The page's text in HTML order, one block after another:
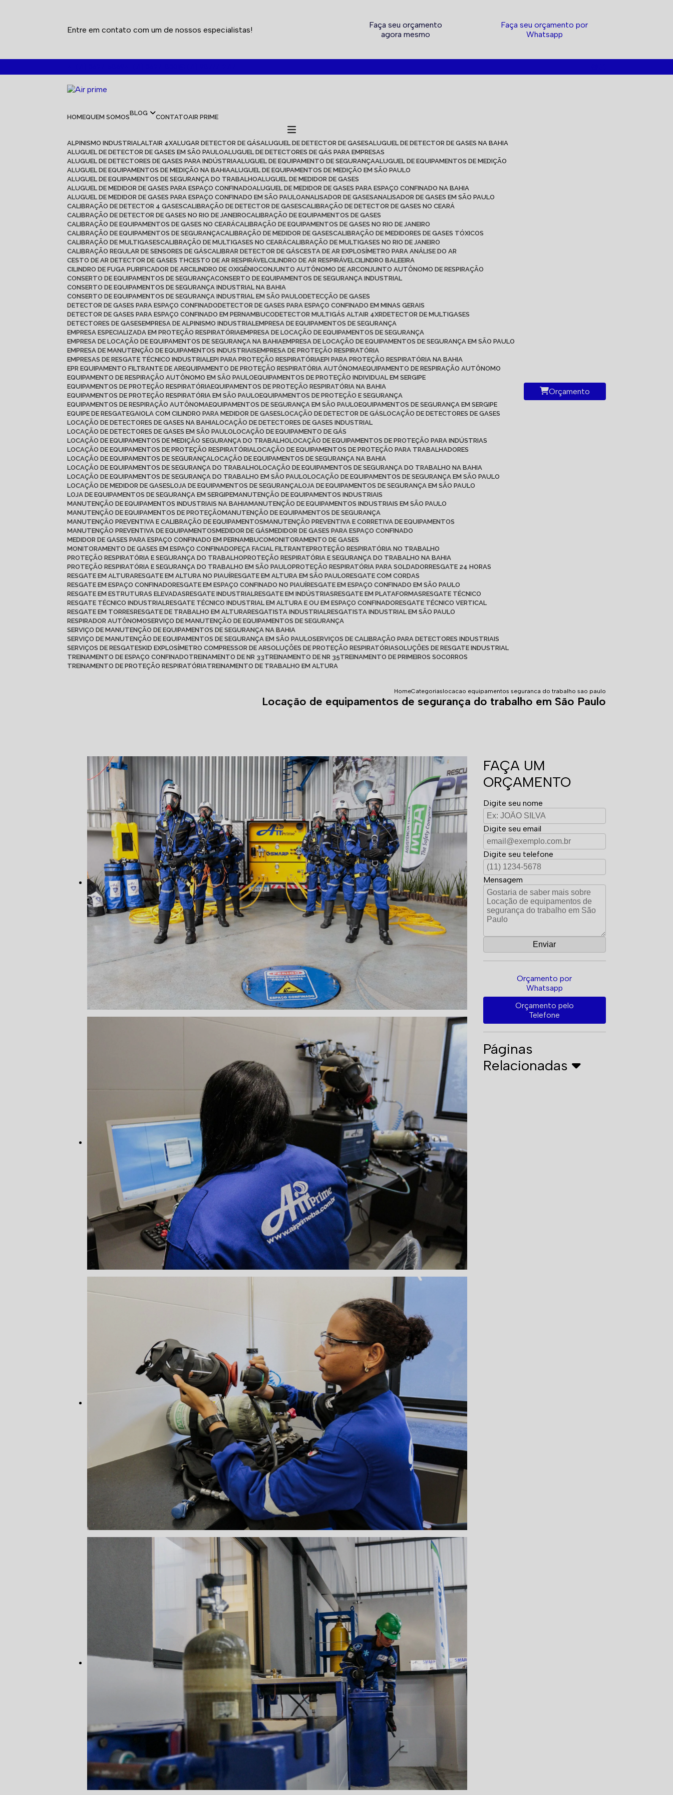
Entre em contato com um de nossos especialistas!
Faça seu orçamento
agora mesmo
Faça seu orçamento por
Whatsapp
HOME QUEM SOMOS BLOG CONTATO AIR PRIME
ALPINISMO INDUSTRIAL ALTAIR 4X ALUGAR DETECTOR DE GÁS ALUGUEL DE DETECTOR DE GASES ALUGUEL DE DETECTOR DE GASES NA BAHIA
ALUGUEL DE DETECTOR DE GASES EM SÃO PAULO ALUGUEL DE DETECTORES DE GÁS PARA EMPRESAS
ALUGUEL DE DETECTORES DE GASES PARA INDÚSTRIA ALUGUEL DE EQUIPAMENTO DE SEGURANÇA ALUGUEL DE EQUIPAMENTOS DE MEDIÇÃO
ALUGUEL DE EQUIPAMENTOS DE MEDIÇÃO NA BAHIA ALUGUEL DE EQUIPAMENTOS DE MEDIÇÃO EM SÃO PAULO
ALUGUEL DE EQUIPAMENTOS DE SEGURANÇA DO TRABALHO ALUGUEL DE MEDIDOR DE GASES
ALUGUEL DE MEDIDOR DE GASES PARA ESPAÇO CONFINADO ALUGUEL DE MEDIDOR DE GASES PARA ESPAÇO CONFINADO NA BAHIA
ALUGUEL DE MEDIDOR DE GASES PARA ESPAÇO CONFINADO EM SÃO PAULO ANALISADOR DE GASES ANALISADOR DE GASES EM SÃO PAULO
CALIBRAÇÃO DE DETECTOR 4 GASES CALIBRAÇÃO DE DETECTOR DE GASES CALIBRAÇÃO DE DETECTOR DE GASES NO CEARÁ
CALIBRAÇÃO DE DETECTOR DE GASES NO RIO DE JANEIRO CALIBRAÇÃO DE EQUIPAMENTOS DE GASES
CALIBRAÇÃO DE EQUIPAMENTOS DE GASES NO CEARÁ CALIBRAÇÃO DE EQUIPAMENTOS DE GASES NO RIO DE JANEIRO
CALIBRAÇÃO DE EQUIPAMENTOS DE SEGURANÇA CALIBRAÇÃO DE MEDIDOR DE GASES CALIBRAÇÃO DE MEDIDORES DE GASES TÓXICOS
CALIBRAÇÃO DE MULTIGASES CALIBRAÇÃO DE MULTIGASES NO CEARÁ CALIBRAÇÃO DE MULTIGASES NO RIO DE JANEIRO
CALIBRAÇÃO REGULAR DE SENSORES DE GÁS CALIBRAR DETECTOR DE GÁS CESTA DE AR EXPLOSÍMETRO PARA ANÁLISE DO AR
CESTO DE AR DETECTOR DE GASES TH CESTO DE AR RESPIRÁVEL CILINDRO DE AR RESPIRÁVEL CILINDRO BALEEIRA
CILINDRO DE FUGA PURIFICADOR DE AR CILINDRO DE OXIGÊNIO CONJUNTO AUTÔNOMO DE AR CONJUNTO AUTÔNOMO DE RESPIRAÇÃO
CONSERTO DE EQUIPAMENTOS DE SEGURANÇA CONSERTO DE EQUIPAMENTOS DE SEGURANÇA INDUSTRIAL
CONSERTO DE EQUIPAMENTOS DE SEGURANÇA INDUSTRIAL NA BAHIA
CONSERTO DE EQUIPAMENTOS DE SEGURANÇA INDUSTRIAL EM SÃO PAULO DETECÇÃO DE GASES
DETECTOR DE GASES PARA ESPAÇO CONFINADO DETECTOR DE GASES PARA ESPAÇO CONFINADO EM MINAS GERAIS
DETECTOR DE GASES PARA ESPAÇO CONFINADO EM PERNAMBUCO DETECTOR MULTIGÁS ALTAIR 4XR DETECTOR DE MULTIGASES
DETECTORES DE GASES EMPRESA DE ALPINISMO INDUSTRIAL EMPRESA DE EQUIPAMENTOS DE SEGURANÇA
EMPRESA ESPECIALIZADA EM PROTEÇÃO RESPIRATÓRIA EMPRESA DE LOCAÇÃO DE EQUIPAMENTOS DE SEGURANÇA
EMPRESA DE LOCAÇÃO DE EQUIPAMENTOS DE SEGURANÇA NA BAHIA EMPRESA DE LOCAÇÃO DE EQUIPAMENTOS DE SEGURANÇA EM SÃO PAULO
EMPRESA DE MANUTENÇÃO DE EQUIPAMENTOS INDUSTRIAIS EMPRESA DE PROTEÇÃO RESPIRATÓRIA
EMPRESAS DE RESGATE TÉCNICO INDUSTRIAL EPI PARA PROTEÇÃO RESPIRATÓRIA EPI PARA PROTEÇÃO RESPIRATÓRIA NA BAHIA
EPR EQUIPAMENTO FILTRANTE DE AR EQUIPAMENTO DE PROTEÇÃO RESPIRATÓRIA AUTÔNOMA EQUIPAMENTO DE RESPIRAÇÃO AUTÔNOMO
EQUIPAMENTO DE RESPIRAÇÃO AUTÔNOMO EM SÃO PAULO EQUIPAMENTOS DE PROTEÇÃO INDIVIDUAL EM SERGIPE
EQUIPAMENTOS DE PROTEÇÃO RESPIRATÓRIA EQUIPAMENTOS DE PROTEÇÃO RESPIRATÓRIA NA BAHIA
EQUIPAMENTOS DE PROTEÇÃO RESPIRATÓRIA EM SÃO PAULO EQUIPAMENTOS DE PROTEÇÃO E SEGURANÇA
EQUIPAMENTOS DE RESPIRAÇÃO AUTÔNOMA EQUIPAMENTOS DE SEGURANÇA EM SÃO PAULO EQUIPAMENTOS DE SEGURANÇA EM SERGIPE
EQUIPE DE RESGATE
GAIOLA COM CILINDRO PARA MEDIDOR DE GASES LOCAÇÃO DE DETECTOR DE GÁS LOCAÇÃO DE DETECTORES DE GASES
LOCAÇÃO DE DETECTORES DE GASES NA BAHIA LOCAÇÃO DE DETECTORES DE GASES INDUSTRIAL
LOCAÇÃO DE DETECTORES DE GASES EM SÃO PAULO LOCAÇÃO DE EQUIPAMENTO DE GÁS
LOCAÇÃO DE EQUIPAMENTOS DE MEDIÇÃO SEGURANÇA DO TRABALHO LOCAÇÃO DE EQUIPAMENTOS DE PROTEÇÃO PARA INDÚSTRIAS
LOCAÇÃO DE EQUIPAMENTOS DE PROTEÇÃO RESPIRATÓRIA LOCAÇÃO DE EQUIPAMENTOS DE PROTEÇÃO PARA TRABALHADORES
LOCAÇÃO DE EQUIPAMENTOS DE SEGURANÇA LOCAÇÃO DE EQUIPAMENTOS DE SEGURANÇA NA BAHIA
LOCAÇÃO DE EQUIPAMENTOS DE SEGURANÇA DO TRABALHO LOCAÇÃO DE EQUIPAMENTOS DE SEGURANÇA DO TRABALHO NA BAHIA
LOCAÇÃO DE EQUIPAMENTOS DE SEGURANÇA DO TRABALHO EM SÃO PAULO LOCAÇÃO DE EQUIPAMENTOS DE SEGURANÇA EM SÃO PAULO
LOCAÇÃO DE MEDIDOR DE GASES LOJA DE EQUIPAMENTOS DE SEGURANÇA LOJA DE EQUIPAMENTOS DE SEGURANÇA EM SÃO PAULO
LOJA DE EQUIPAMENTOS DE SEGURANÇA EM SERGIPE
MANUTENÇÃO DE EQUIPAMENTOS INDUSTRIAIS
MANUTENÇÃO DE EQUIPAMENTOS INDUSTRIAIS NA BAHIA
MANUTENÇÃO DE EQUIPAMENTOS INDUSTRIAIS EM SÃO PAULO
MANUTENÇÃO DE EQUIPAMENTOS DE PROTEÇÃO
MANUTENÇÃO DE EQUIPAMENTOS DE SEGURANÇA
MANUTENÇÃO PREVENTIVA E CALIBRAÇÃO DE EQUIPAMENTOS
MANUTENÇÃO PREVENTIVA E CORRETIVA DE EQUIPAMENTOS
MANUTENÇÃO PREVENTIVA DE EQUIPAMENTOS
MEDIDOR DE GÁS
MEDIDOR DE GASES PARA ESPAÇO CONFINADO
MEDIDOR DE GASES PARA ESPAÇO CONFINADO EM PERNAMBUCO
MONITORAMENTO DE GASES
MONITORAMENTO DE GASES EM ESPAÇO CONFINADO PEÇA FACIAL FILTRANTE PROTEÇÃO RESPIRATÓRIA NO TRABALHO
PROTEÇÃO RESPIRATÓRIA E SEGURANÇA DO TRABALHO PROTEÇÃO RESPIRATÓRIA E SEGURANÇA DO TRABALHO NA BAHIA
PROTEÇÃO RESPIRATÓRIA E SEGURANÇA DO TRABALHO EM SÃO PAULO PROTEÇÃO RESPIRATÓRIA PARA SOLDADOR RESGATE 24 HORAS
RESGATE EM ALTURA RESGATE EM ALTURA NO PIAUÍ RESGATE EM ALTURA EM SÃO PAULO RESGATE COM CORDAS
RESGATE EM ESPAÇO CONFINADO RESGATE EM ESPAÇO CONFINADO NO PIAUÍ RESGATE EM ESPAÇO CONFINADO EM SÃO PAULO
RESGATE EM ESTRUTURAS ELEVADAS RESGATE INDUSTRIAL RESGATE EM INDÚSTRIAS RESGATE EM PLATAFORMAS RESGATE TÉCNICO
RESGATE TÉCNICO INDUSTRIAL RESGATE TÉCNICO INDUSTRIAL EM ALTURA E OU EM ESPAÇO CONFINADO RESGATE TÉCNICO VERTICAL
RESGATE EM TORRES RESGATE DE TRABALHO EM ALTURA RESGATISTA INDUSTRIAL RESGATISTA INDUSTRIAL EM SÃO PAULO
RESPIRADOR AUTÔNOMO SERVIÇO DE MANUTENÇÃO DE EQUIPAMENTOS DE SEGURANÇA
SERVIÇO DE MANUTENÇÃO DE EQUIPAMENTOS DE SEGURANÇA NA BAHIA
SERVIÇO DE MANUTENÇÃO DE EQUIPAMENTOS DE SEGURANÇA EM SÃO PAULO SERVIÇOS DE CALIBRAÇÃO PARA DETECTORES INDUSTRIAIS
SERVIÇOS DE RESGATE SKID EXPLOSÍMETRO COMPRESSOR DE AR SOLUÇÕES DE PROTEÇÃO RESPIRATÓRIA SOLUÇÕES DE RESGATE INDUSTRIAL
TREINAMENTO DE ESPAÇO CONFINADO
TREINAMENTO DE NR 33 TREINAMENTO DE NR 35
TREINAMENTO DE PRIMEIROS SOCORROS
TREINAMENTO DE PROTEÇÃO RESPIRATÓRIA
TREINAMENTO DE TRABALHO EM ALTURA
Orçamento
HomeCategoriaslocacao equipamentos seguranca do trabalho sao paulo
Locação de equipamentos de segurança do trabalho em São Paulo
FAÇA UM
ORÇAMENTO
Digite seu nome
Digite seu email
Digite seu telefone
Mensagem
Orçamento por
Whatsapp
Orçamento pelo
Telefone
Páginas
Relacionadas